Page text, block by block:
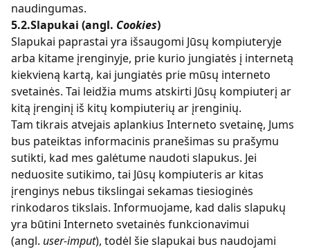
naudingumas.
5.2.Slapukai (angl. Cookies)
Slapukai paprastai yra išsaugomi Jūsų kompiuteryje
arba kitame įrenginyje, prie kurio jungiatės į internetą
kiekvieną kartą, kai jungiatės prie mūsų interneto
svetainės. Tai leidžia mums atskirti Jūsų kompiuterį ar
kitą įrenginį iš kitų kompiuterių ar įrenginių.
Tam tikrais atvejais aplankius Interneto svetainę, Jums
bus pateiktas informacinis pranešimas su prašymu
sutikti, kad mes galėtume naudoti slapukus. Jei
neduosite sutikimo, tai Jūsų kompiuteris ar kitas
įrenginys nebus tikslingai sekamas tiesioginės
rinkodaros tikslais. Informuojame, kad dalis slapukų
yra būtini Interneto svetainės funkcionavimui
(angl. user-imput), todėl šie slapukai bus naudojami